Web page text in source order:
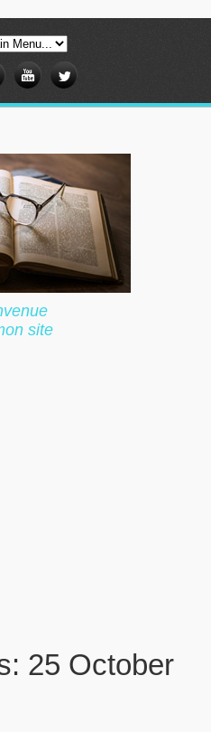
site
25 October